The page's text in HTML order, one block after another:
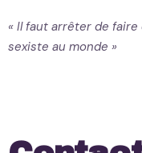
« Il faut arrêter de
sexiste au monde »